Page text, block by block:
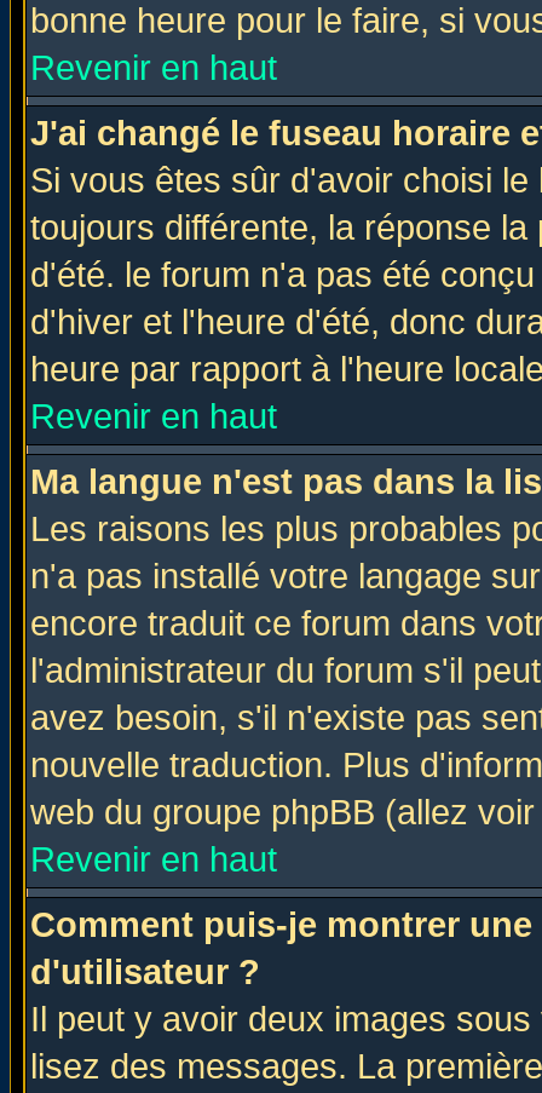
bonne heure pour le faire, si
Revenir en haut
J'ai changé le fuseau horaire
Si vous êtes sûr d'avoir choisi
toujours différente, la réponse
d'été. le forum n'a pas été
d'hiver et l'heure d'été, donc
heure par rapport à l'heure
Revenir en haut
Ma langue n'est pas dans la
Les raisons les plus probables
n'a pas installé votre langage
encore traduit ce forum dans
l'administrateur du forum s'il
avez besoin, s'il n'existe pas
nouvelle traduction. Plus
web du groupe phpBB (allez
Revenir en haut
Comment puis-je montrer
d'utilisateur ?
Il peut y avoir deux images
lisez des messages. La